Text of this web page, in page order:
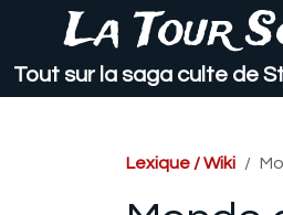
La Tour
Tout sur la saga culte de
Lexique / Wiki